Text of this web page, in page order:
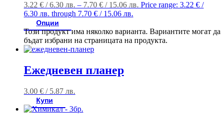
3.22 € / 6.30 лв. – 7.70 € / 15.06 лв. Price range: 3.22 € /
6.30 лв. through 7.70 € / 15.06 лв.
Опции
Този продукт има няколко варианта. Вариантите могат да
бъдат избрани на страницата на продукта.
Ежедневен планер
3.00 € / 5.87 лв.
Купи